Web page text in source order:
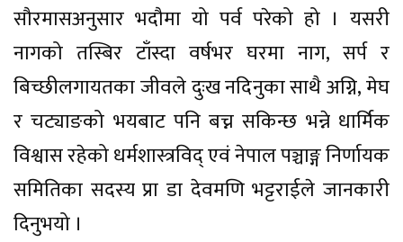
सौरमासअनुसार भदौमा यो पर्व परेको हो । यसरी
नागको तस्बिर टाँस्दा वर्षभर घरमा नाग, सर्प र
बिच्छीलगायतका जीवले दुःख नदिनुका साथै अग्नि, मेघ
र चट्याङको भयबाट पनि बच्न सकिन्छ भन्ने धार्मिक
विश्वास रहेको धर्मशास्त्रविद् एवं नेपाल पञ्चाङ्ग निर्णायक
समितिका सदस्य प्रा डा देवमणि भट्टराईले जानकारी
दिनुभयो ।